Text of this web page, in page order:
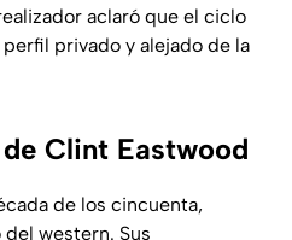
aclaró que el ciclo
privado y alejado de la
Clint Eastwood
de los cincuenta,
del western. Sus